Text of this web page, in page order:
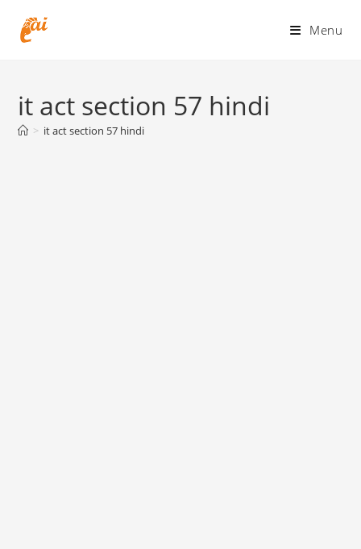
Menu
it act section 57 hindi
> it act section 57 hindi